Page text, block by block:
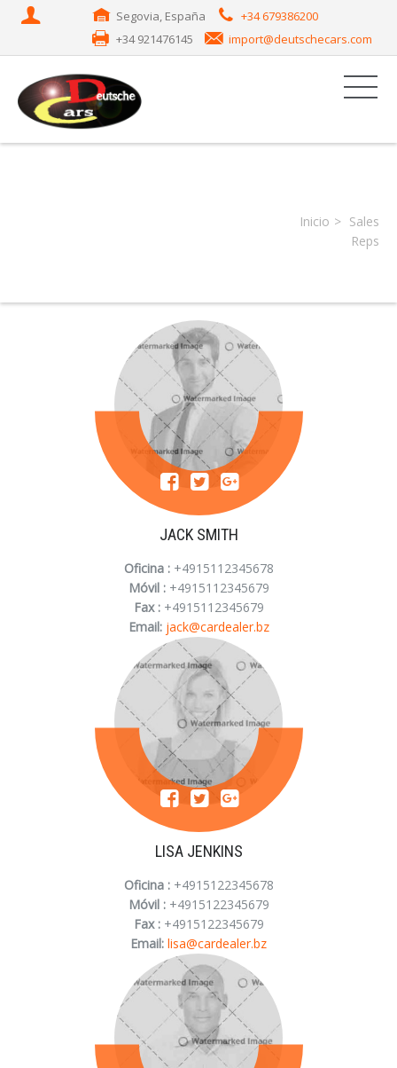
Segovia, España
+34 679386200
+34 921476145
import@deutschecars.com
Inicio
Sales
Reps
JACK SMITH
Oficina :+4915112345678
Móvil :+4915112345679
Fax :+4915112345679
Email: jack@cardealer.bz
LISA JENKINS
Oficina :+4915122345678
Móvil :+4915122345679
Fax :+4915122345679
Email: lisa@cardealer.bz